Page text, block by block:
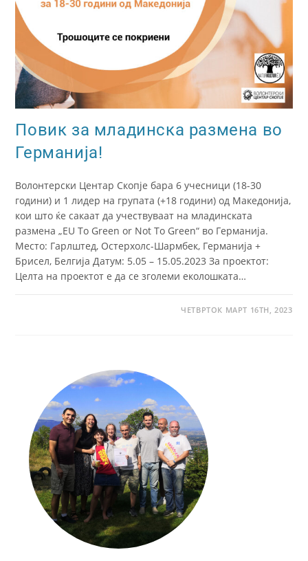
Повик за младинска размена во
Германија!
Волонтерски Центар Скопје бара 6 учесници (18-30
години) и 1 лидер на групата (+18 години) од Македонија,
кои што ќе сакаат да учествуваат на младинската
размена „EU To Green or Not To Green“ во Германија.
Место: Гарлштед, Остерхолс-Шармбек, Германија +
Брисел, Белгија Датум: 5.05 – 15.05.2023 За проектот:
Целта на проектот е да се зголеми еколошката…
ЧЕТВРТОК МАРТ 16TH, 2023